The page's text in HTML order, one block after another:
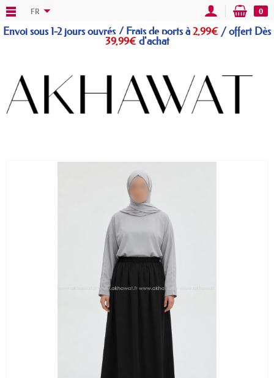
Envoi sous 1-2 jours ouvrés / Frais de ports à 2,99€ /offert Dès
39,99€d'achat
FR 0